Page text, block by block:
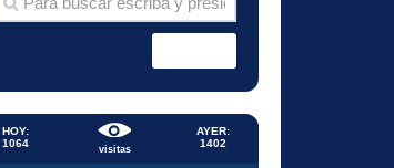
visitas
HOY:
1064
AYER:
1402